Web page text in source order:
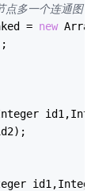
多一个连通图
=
new
id1,Integer